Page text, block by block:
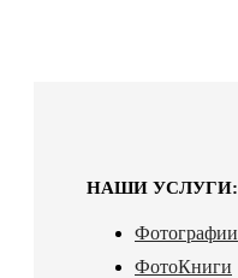
НАШИ УСЛУГИ:
Фотографии
ФотоКниги